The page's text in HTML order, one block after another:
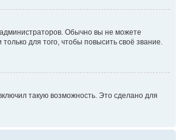
Обычно вы не можете
для того, чтобы повысить своё звание.
такую возможность. Это сделано для